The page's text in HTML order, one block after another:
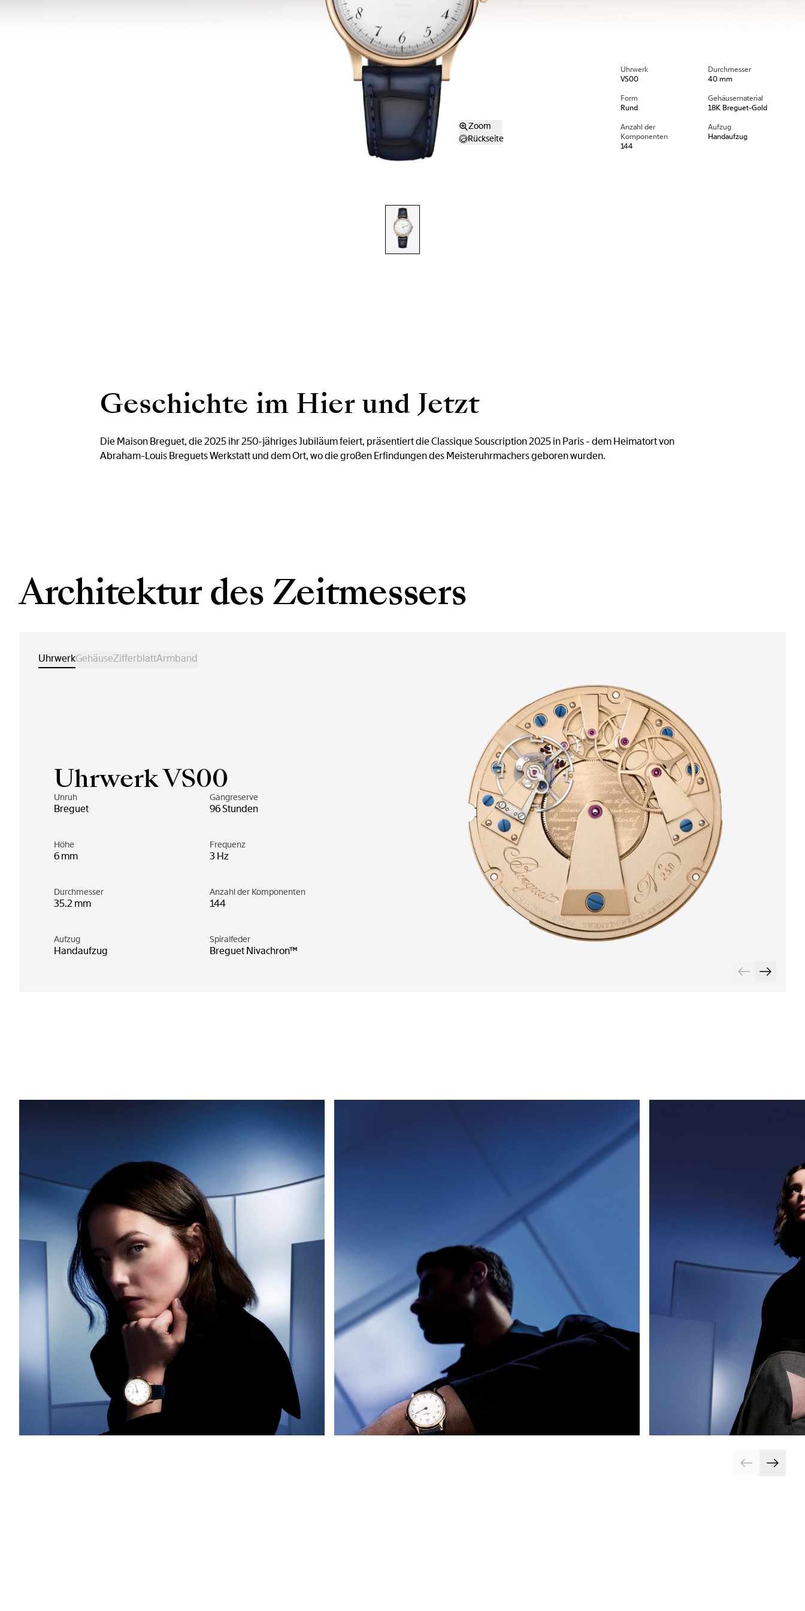
Zoom
Rückseite
Uhrwerk
VS00
Durchmesser
40 mm
Form
Rund
Gehäusematerial
18K Breguet-Gold
Anzahl der
Komponenten
144
Aufzug
Handaufzug
Geschichte im Hier und Jetzt
Die Maison Breguet, die 2025 ihr 250-jähriges Jubiläum feiert, präsentiert die Classique Souscription 2025 in Paris - dem Heimatort von
Abraham-Louis Breguets Werkstatt und dem Ort, wo die großen Erfindungen des Meisteruhrmachers geboren wurden.
Architektur des Zeitmessers
UhrwerkGehäuseZifferblattArmband
Uhrwerk VS00
Unruh
Breguet
Gangreserve
96 Stunden
Höhe
6 mm
Frequenz
3 Hz
Durchmesser
35.2 mm
Anzahl der Komponenten
144
Aufzug
Handaufzug
Spiralfeder
Breguet Nivachron™